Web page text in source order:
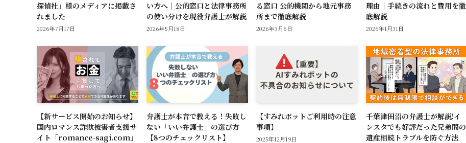
探偵社」様のメディアに掲載さ
れました
2026年7月17日
い方へ｜公的窓口と法律事務所
の使い分けを現役弁護士が解説
2026年5月18日
る窓口 公的機関から地元事務
所まで徹底解説
2026年3月6日
理由｜手続きの流れと費用を徹
底解説
2026年1月31日
【新サービス開始のお知らせ】
国内ロマンス詐欺被害者支援サ
イト「romance-sagi.com」
弁護士が本音で教える！失敗し
ない「いい弁護士」の選び方
【8つのチェックリスト】
【すみれボットご利用時の注意
事項】
2025年12月19日
千葉津田沼の弁護士が解説!イ
ンスタでも好評だった兄弟間の
遺産相続トラブルを防ぐ方法